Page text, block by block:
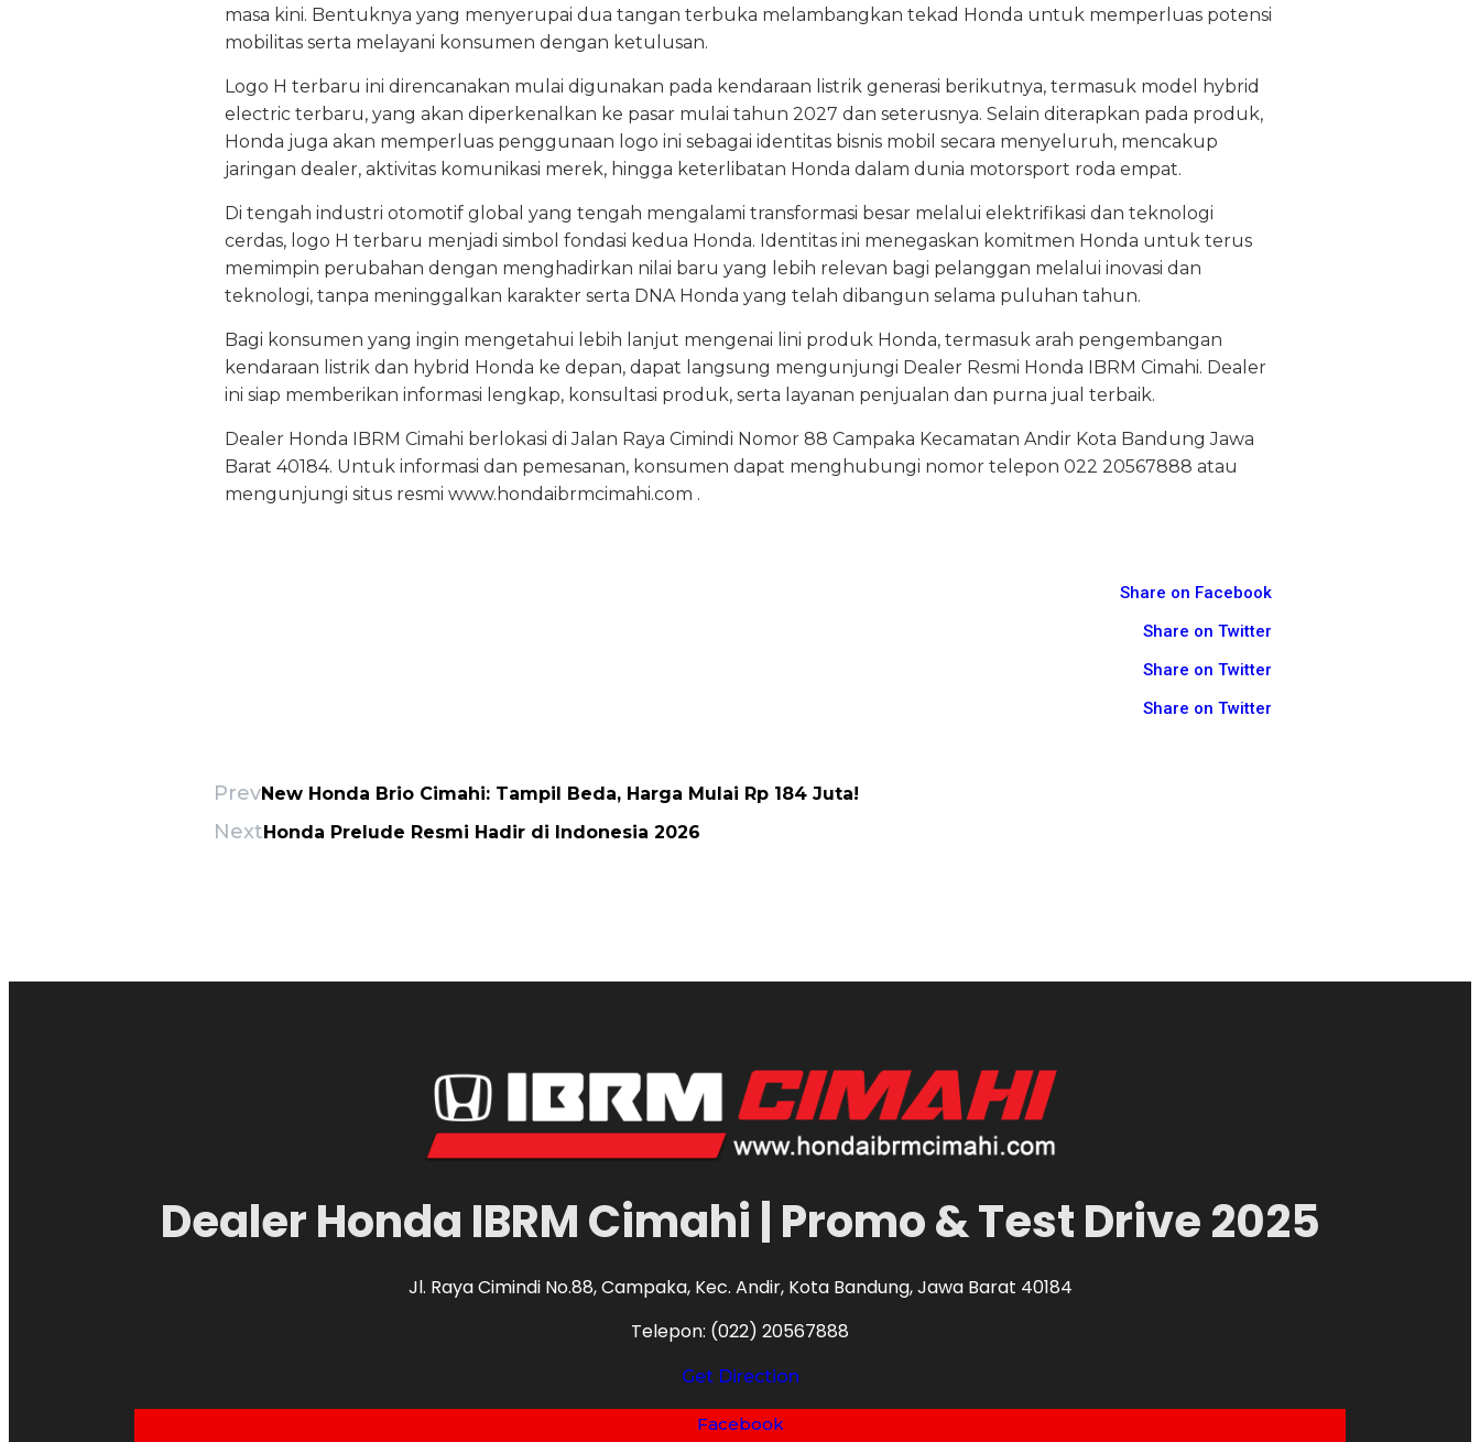
masa kini. Bentuknya yang menyerupai dua tangan terbuka melambangkan tekad Honda untuk memperluas potensi
mobilitas serta melayani konsumen dengan ketulusan.
Logo H terbaru ini direncanakan mulai digunakan pada kendaraan listrik generasi berikutnya, termasuk model hybrid
electric terbaru, yang akan diperkenalkan ke pasar mulai tahun 2027 dan seterusnya. Selain diterapkan pada produk,
Honda juga akan memperluas penggunaan logo ini sebagai identitas bisnis mobil secara menyeluruh, mencakup
jaringan dealer, aktivitas komunikasi merek, hingga keterlibatan Honda dalam dunia motorsport roda empat.
Di tengah industri otomotif global yang tengah mengalami transformasi besar melalui elektrifikasi dan teknologi
cerdas, logo H terbaru menjadi simbol fondasi kedua Honda. Identitas ini menegaskan komitmen Honda untuk terus
memimpin perubahan dengan menghadirkan nilai baru yang lebih relevan bagi pelanggan melalui inovasi dan
teknologi, tanpa meninggalkan karakter serta DNA Honda yang telah dibangun selama puluhan tahun.
Bagi konsumen yang ingin mengetahui lebih lanjut mengenai lini produk Honda, termasuk arah pengembangan
kendaraan listrik dan hybrid Honda ke depan, dapat langsung mengunjungi Dealer Resmi Honda IBRM Cimahi. Dealer
ini siap memberikan informasi lengkap, konsultasi produk, serta layanan penjualan dan purna jual terbaik.
Dealer Honda IBRM Cimahi berlokasi di Jalan Raya Cimindi Nomor 88 Campaka Kecamatan Andir Kota Bandung Jawa
Barat 40184. Untuk informasi dan pemesanan, konsumen dapat menghubungi nomor telepon 022 20567888 atau
mengunjungi situs resmi www.hondaibrmcimahi.com .
Share on Facebook
Share on Twitter
Share on Twitter
Share on Twitter
PrevNew Honda Brio Cimahi: Tampil Beda, Harga Mulai Rp 184 Juta!
Next Honda Prelude Resmi Hadir di Indonesia 2026
Dealer Honda IBRM Cimahi | Promo & Test Drive 2025
Jl. Raya Cimindi No.88, Campaka, Kec. Andir, Kota Bandung, Jawa Barat 40184
Telepon: (022) 20567888
Get Direction
Facebook